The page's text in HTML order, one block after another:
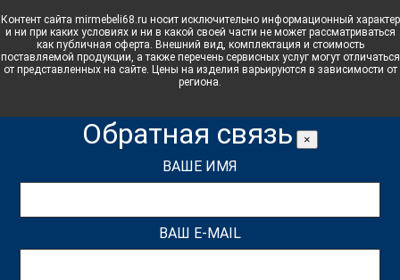
Контент сайта mirmebeli68.ru носит исключительно информационный характер
и ни при каких условиях и ни в какой своей части не может рассматриваться
как публичная оферта. Внешний вид, комплектация и стоимость
поставляемой продукции, а также перечень сервисных услуг могут отличаться
от представленных на сайте. Цены на изделия варьируются в зависимости от
региона.
Обратная связь ×
ВАШЕ ИМЯ
ВАШ E-MAIL